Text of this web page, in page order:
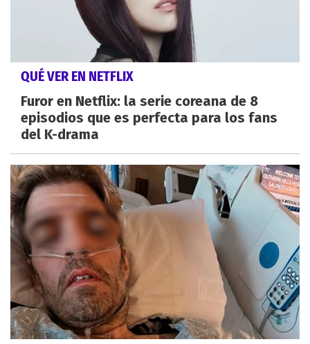
QUÉ VER EN NETFLIX
Furor en Netflix: la serie coreana de 8
episodios que es perfecta para los fans
del K-drama